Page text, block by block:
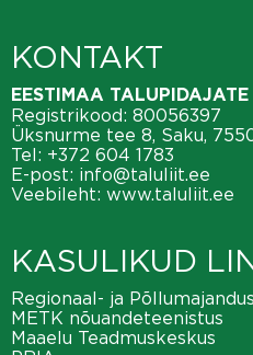
KONTAKT
EESTIMAA TALUPIDAJATE
Registrikood: 80056397
Üksnurme tee 8, Saku,
Tel: +372 604 1783
E-post: info@taluliit.ee
Veebileht: www.taluliit.ee
KASULIKUD
Regionaal- ja
METK nõuandeteenistus
Maaelu Teadmuskeskus